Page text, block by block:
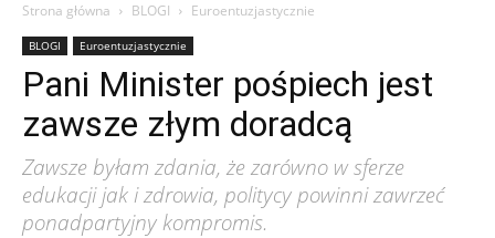
Strona główna BLOGI Euroentuzjastycznie
BLOGI Euroentuzjastycznie
Pani Minister pośpiech jest
zawsze złym doradcą
Zawsze byłam zdania, że zarówno w sferze
edukacji jak i zdrowia, politycy powinni zawrzeć
ponadpartyjny kompromis.